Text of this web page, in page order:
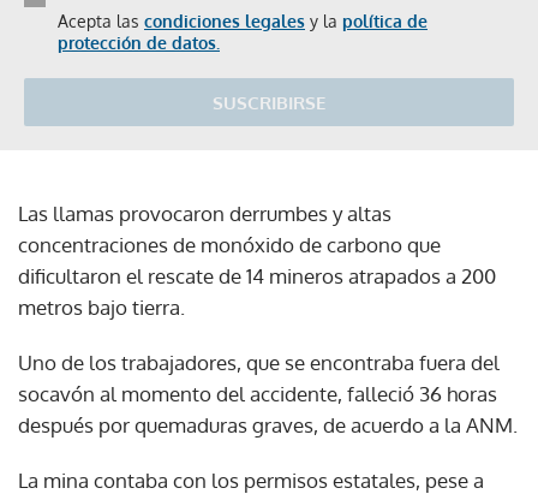
Acepta las condiciones legales y la política de
protección de datos.
SUSCRIBIRSE
Las llamas provocaron derrumbes y altas
concentraciones de monóxido de carbono que
dificultaron el rescate de 14 mineros atrapados a 200
metros bajo tierra.
Uno de los trabajadores, que se encontraba fuera del
socavón al momento del accidente, falleció 36 horas
después por quemaduras graves, de acuerdo a la ANM.
La mina contaba con los permisos estatales, pese a